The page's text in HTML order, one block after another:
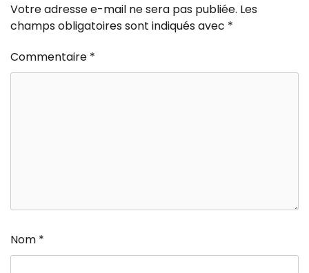
Votre adresse e-mail ne sera pas publiée. Les
champs obligatoires sont indiqués avec *
Commentaire *
Nom *